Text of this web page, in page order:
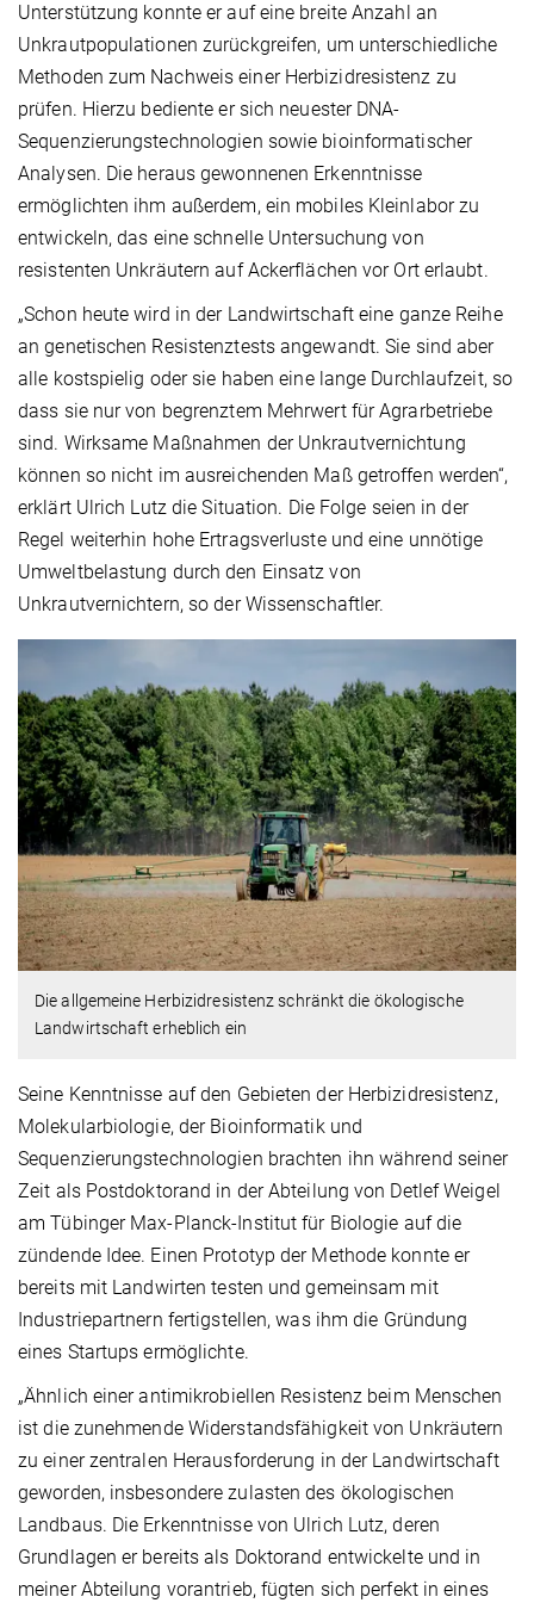
Unterstützung konnte er auf eine breite Anzahl an
Unkrautpopulationen zurückgreifen, um unterschiedliche
Methoden zum Nachweis einer Herbizidresistenz zu
prüfen. Hierzu bediente er sich neuester DNA-
Sequenzierungstechnologien sowie bioinformatischer
Analysen. Die heraus gewonnenen Erkenntnisse
ermöglichten ihm außerdem, ein mobiles Kleinlabor zu
entwickeln, das eine schnelle Untersuchung von
resistenten Unkräutern auf Ackerflächen vor Ort erlaubt.
„Schon heute wird in der Landwirtschaft eine ganze Reihe
an genetischen Resistenztests angewandt. Sie sind aber
alle kostspielig oder sie haben eine lange Durchlaufzeit, so
dass sie nur von begrenztem Mehrwert für Agrarbetriebe
sind. Wirksame Maßnahmen der Unkrautvernichtung
können so nicht im ausreichenden Maß getroffen werden“,
erklärt Ulrich Lutz die Situation. Die Folge seien in der
Regel weiterhin hohe Ertragsverluste und eine unnötige
Umweltbelastung durch den Einsatz von
Unkrautvernichtern, so der Wissenschaftler.
Die allgemeine Herbizidresistenz schränkt die ökologische
Landwirtschaft erheblich ein
Seine Kenntnisse auf den Gebieten der Herbizidresistenz,
Molekularbiologie, der Bioinformatik und
Sequenzierungstechnologien brachten ihn während seiner
Zeit als Postdoktorand in der Abteilung von Detlef Weigel
am Tübinger Max-Planck-Institut für Biologie auf die
zündende Idee. Einen Prototyp der Methode konnte er
bereits mit Landwirten testen und gemeinsam mit
Industriepartnern fertigstellen, was ihm die Gründung
eines Startups ermöglichte.
„Ähnlich einer antimikrobiellen Resistenz beim Menschen
ist die zunehmende Widerstandsfähigkeit von Unkräutern
zu einer zentralen Herausforderung in der Landwirtschaft
geworden, insbesondere zulasten des ökologischen
Landbaus. Die Erkenntnisse von Ulrich Lutz, deren
Grundlagen er bereits als Doktorand entwickelte und in
meiner Abteilung vorantrieb, fügten sich perfekt in eines